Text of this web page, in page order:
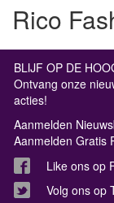
Rico
BLIJF OP DE
Ontvang onze
acties!
Aanmelden
Aanmelden Gratis
Like ons op
Volg ons op